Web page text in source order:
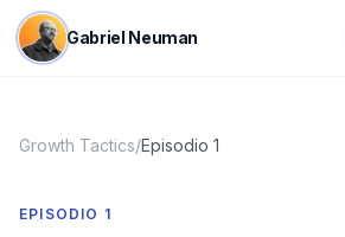
Gabriel Neuman
Growth Tactics/Episodio 1
EPISODIO 1